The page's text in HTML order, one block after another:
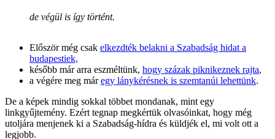
de végül is így történt.
Először még csak elkezdték belakni a Szabadság hidat a
budapestiek,
később már arra eszméltünk, hogy százak piknikeznek rajta,
a végére meg máregy lánykérésnek is szemtanúi lehettünk.
De a képek mindig sokkal többet mondanak, mint egy
linkgyűjtemény. Ezért tegnap megkértük olvasóinkat, hogy még
utoljára menjenek ki a Szabadság-hídra és küldjék el, mi volt ott a
legjobb.